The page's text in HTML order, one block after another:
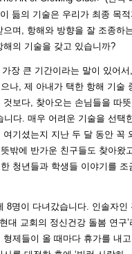
듦의 기술은 우리가 최종 목
며, 항해와 방향을 잘 조종하
해의 기술을 갖고 있습니까?
장 큰 기간이라는 말이 있어서,
나, 제 아내가 택한 항해 기술
보다, 찾아오는 손님들을 따
니다. 매우 어려운 기술을 선택
기셨는지 지난 두 달 동안 꼭
밖에 반가운 친구들도 찾아왔
청년들과 학생들 이야기를 조
8명이 다녀갔습니다. 인솔자인
대 교회의 정신건강 돌봄 연구’
제들이 올 때마다 휴가를 내